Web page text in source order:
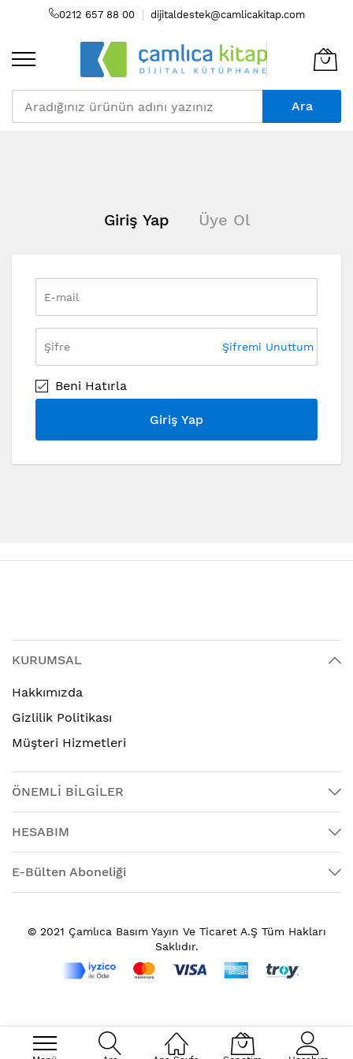
0212 657 88 00 dijitaldestek@camlicakitap.com
Ara
Giriş Yap Üye Ol
Şifremi Unuttum
Beni Hatırla
Giriş Yap
KURUMSAL
Hakkımızda
Gizlilik Politikası
Müşteri Hizmetleri
ÖNEMLİ BİLGİLER
HESABIM
E-Bülten Aboneliği
© 2021 Çamlıca Basım Yayın Ve Ticaret A.Ş Tüm Hakları
Saklıdır.